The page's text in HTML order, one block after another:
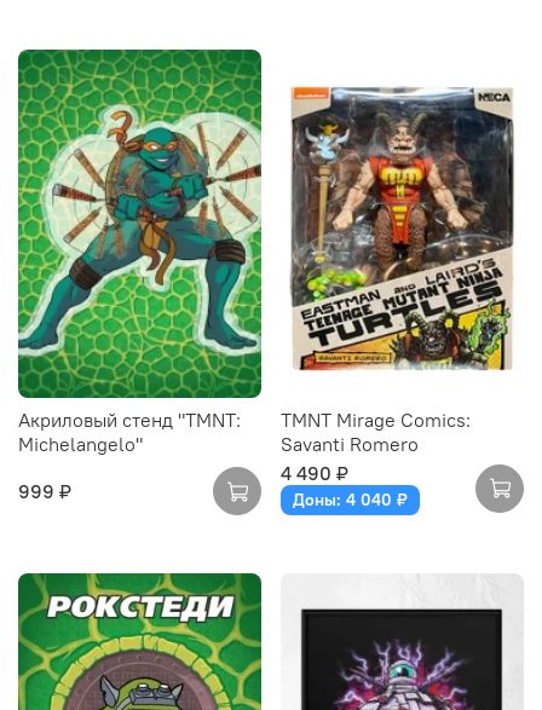
Акриловый стенд "TMNT:
Michelangelo"
999 ₽
TMNT Mirage Comics:
Savanti Romero
4 490 ₽
Доны: 4 040 ₽